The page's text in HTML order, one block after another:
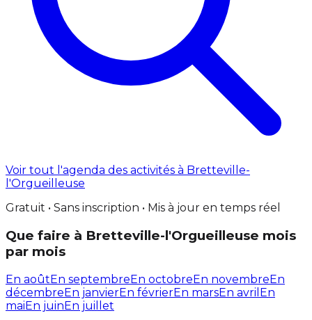
Voir tout l'agenda des activités à Bretteville-
l'Orgueilleuse
Gratuit • Sans inscription • Mis à jour en temps réel
Que faire à Bretteville-l'Orgueilleuse mois
par mois
En aoûtEn septembreEn octobreEn novembreEn
décembreEn janvierEn févrierEn marsEn avril En
maiEn juinEn juillet